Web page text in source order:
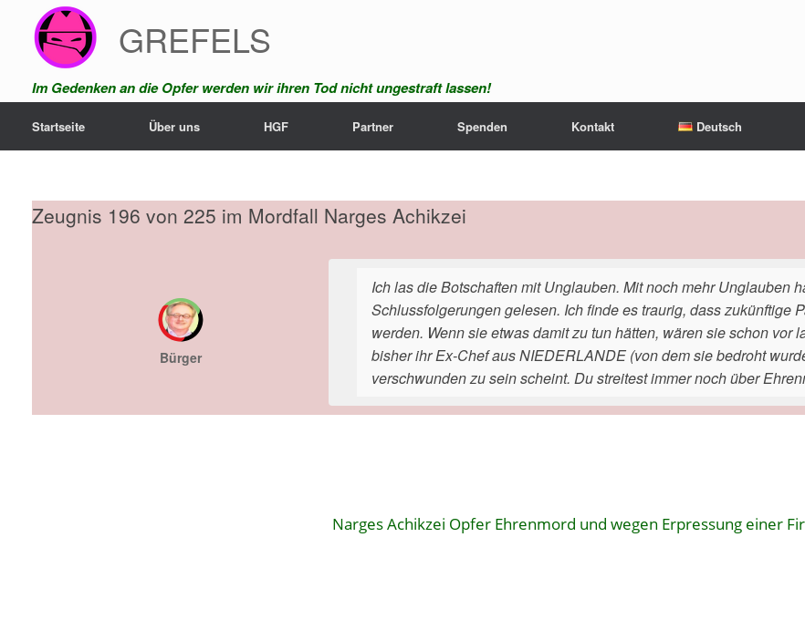
springen
GREFELS
Im Gedenken an die Opfer werden wir ihren Tod nicht ungestraft lassen!
Startseite Über uns HGF Partner Spenden Kontakt Deutsch
Zeugnis 196 von 225 im Mordfall Narges Achikzei
Bürger
Ich las die Botschaften mit Unglauben. Mit noch mehr Unglauben
Schlussfolgerungen gelesen. Ich finde es traurig, dass zukünftige
werden. Wenn sie etwas damit zu tun hätten, wären sie schon
bisher ihr Ex-Chef aus NIEDERLANDE (von dem sie bedroht
verschwunden zu sein scheint. Du streitest immer noch über